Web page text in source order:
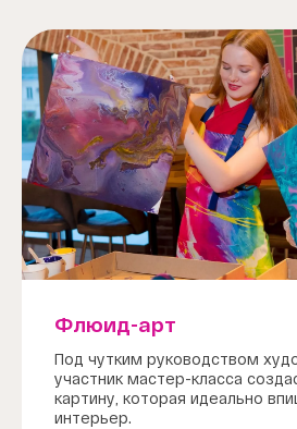
Флюид-арт
Под чутким руководством
участник мастер-класса
картину, которая идеально
интерьер.